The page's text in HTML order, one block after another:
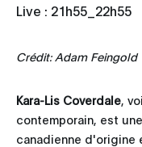
Live : 21h55_22h55
Crédit: Adam Feingold
Kara-Lis Coverdale,
contemporain, est
canadienne d'origine